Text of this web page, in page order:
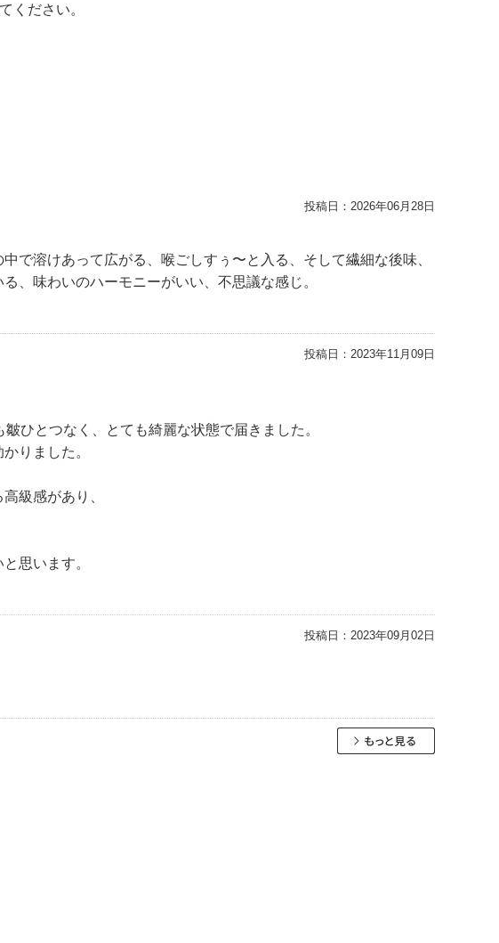
ください。
投稿日： 2026年06月28日
で溶けあって広がる、喉ごしすぅ〜と入る、そして繊細な後味、
、味わいのハーモニーがいい、不思議な感じ。
投稿日： 2023年11月09日
ひとつなく、とても綺麗な状態で届きました。
りました。
級感があり、
思います。
投稿日： 2023年09月02日